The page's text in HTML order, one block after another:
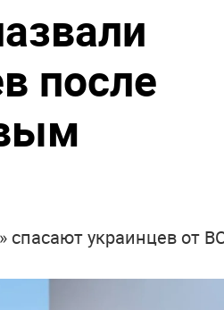
после
спасают украинцев от